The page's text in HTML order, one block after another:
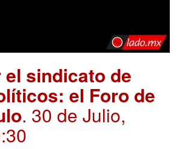
el sindicato de
el Foro de
. 30 de Julio,